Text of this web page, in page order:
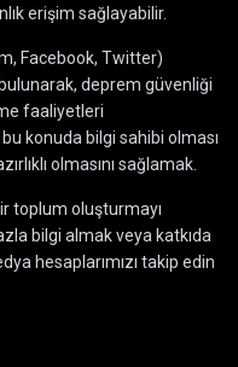
erişim sağlayabilir.
Facebook, Twitter)
deprem güvenliği
faaliyetleri
konuda bilgi sahibi olması
olmasını sağlamak.
toplum oluşturmayı
bilgi almak veya katkıda
hesaplarımızı takip edin